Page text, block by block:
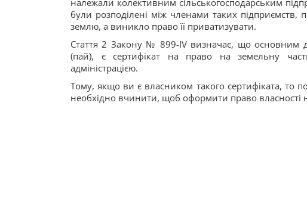
належали колективним сільськогосподарським
були розподілені між членами таких
землю, а виникло право її приватизувати.
Стаття 2 Закону № 899-IV визначає, що основним
(пай), є сертифікат на право на земельну
адміністрацією.
Тому, якщо ви є власником такого сертифіката, то
необхідно вчинити, щоб оформити право власності